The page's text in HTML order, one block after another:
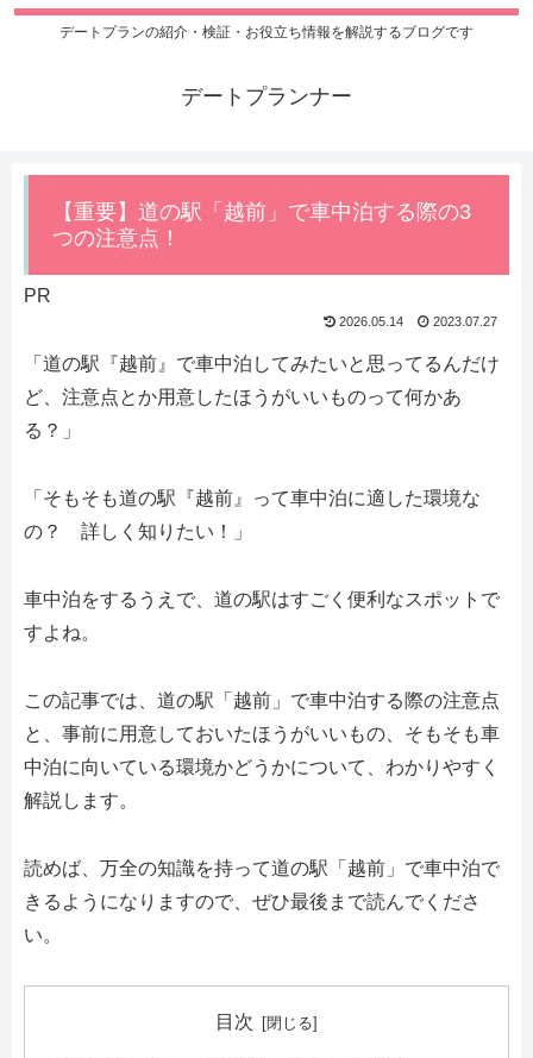
デートプランの紹介・検証・お役立ち情報を解説するブログです
デートプランナー
【重要】道の駅「越前」で車中泊する際の3
つの注意点！
PR
2026.05.14 2023.07.27
「道の駅『越前』で車中泊してみたいと思ってるんだけ
ど、注意点とか用意したほうがいいものって何かあ
る？」
「そもそも道の駅『越前』って車中泊に適した環境な
の？ 詳しく知りたい！」
車中泊をするうえで、道の駅はすごく便利なスポットで
すよね。
この記事では、道の駅「越前」で車中泊する際の注意点
と、事前に用意しておいたほうがいいもの、そもそも車
中泊に向いている環境かどうかについて、わかりやすく
解説します。
読めば、万全の知識を持って道の駅「越前」で車中泊で
きるようになりますので、ぜひ最後まで読んでくださ
い。
目次